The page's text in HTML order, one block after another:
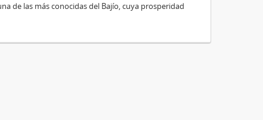
de las más conocidas del Bajío, cuya prosperidad